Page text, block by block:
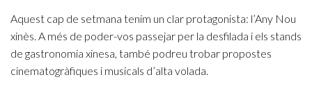
Aquest cap de setmana tenim un clar protagonista: l’Any Nou
xinès. A més de poder-vos passejar per la desfilada i els stands
de gastronomia xinesa, també podreu trobar propostes
cinematogràfiques i musicals d’alta volada.